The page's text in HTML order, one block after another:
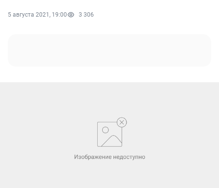
5 августа 2021, 19:00 3 306